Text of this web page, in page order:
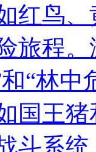
红鸟
旅程
“林
国王
斗系